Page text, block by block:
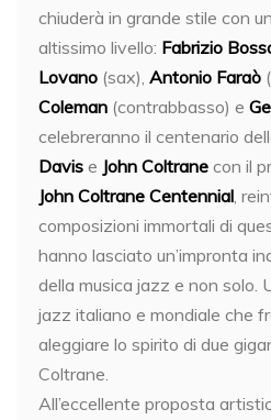
chiuderà in grande stile con
altissimo livello: Fabrizio
Lovano (sax), Antonio Faraò
Coleman (contrabbasso) e
celebreranno il centenario
Davis e John Coltrane con il
John Coltrane Centennial ,
composizioni immortali di
hanno lasciato un’impronta
della musica jazz e non solo.
jazz italiano e mondiale che
aleggiare lo spirito di due
Coltrane.
All’eccellente proposta